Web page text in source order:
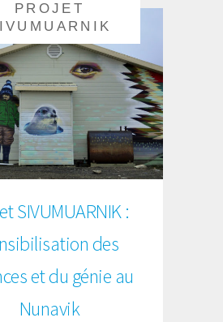
PROJET
SIVUMUARNIK :
des
et du génie au
Nunavik
PROJET